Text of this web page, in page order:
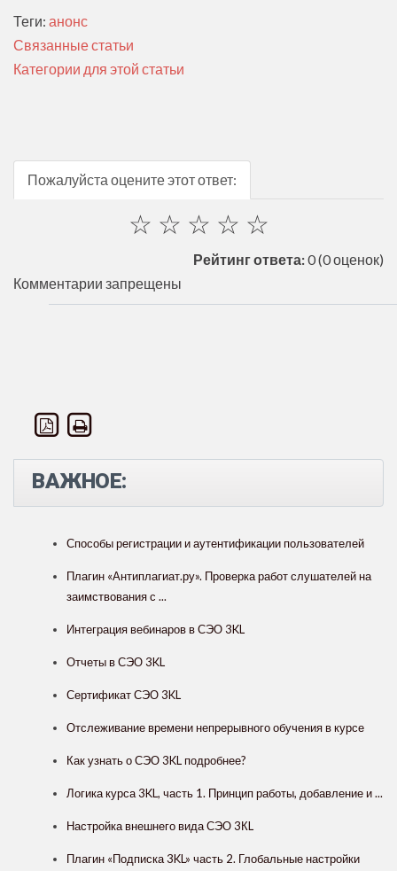
Теги: анонс
Связанные статьи
Категории для этой статьи
Пожалуйста оцените этот ответ:
☆
☆
☆
☆
☆
Рейтинг ответа:0(0 оценок)
Комментарии запрещены
ВАЖНОЕ:
Способы регистрации и аутентификации пользователей
Плагин «Антиплагиат.ру». Проверка работ слушателей на
заимствования с ...
Интеграция вебинаров в СЭО 3KL
Отчеты в СЭО 3KL
Сертификат СЭО 3KL
Отслеживание времени непрерывного обучения в курсе
Как узнать о СЭО 3KL подробнее?
Логика курса 3KL, часть 1. Принцип работы, добавление и ...
Настройка внешнего вида СЭО 3КL
Плагин «Подписка 3KL» часть 2. Глобальные настройки